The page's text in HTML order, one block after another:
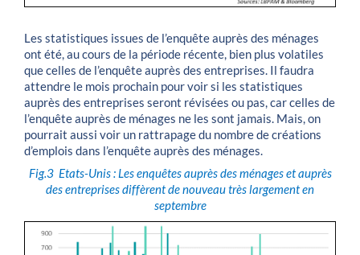
Les statistiques issues de l’enquête auprès des ménages
ont été, au cours de la période récente, bien plus volatiles
que celles de l’enquête auprès des entreprises. Il faudra
attendre le mois prochain pour voir si les statistiques
auprès des entreprises seront révisées ou pas, car celles de
l’enquête auprès de ménages ne les sont jamais. Mais, on
pourrait aussi voir un rattrapage du nombre de créations
d’emplois dans l’enquête auprès des ménages.
Fig.3 Etats-Unis : Les enquêtes auprès des ménages et auprès
des entreprises diffèrent de nouveau très largement en
septembre